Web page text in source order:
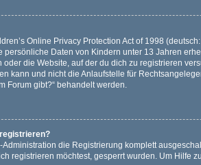
Online Privacy Protection Act of 1998
persönliche Daten von Kindern unter 13 Jahren
die Website, auf der du dich zu registrieren
kann und nicht die Anlaufstelle für
Forum gibt?“ behandelt werden.
Administration die Registrierung komplett
registrieren möchtest, gesperrt wurden. Um Hilfe